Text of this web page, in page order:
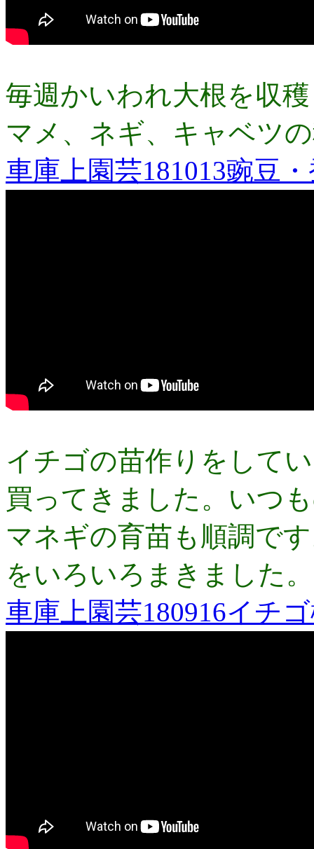
毎週かいわれ大根を収
マメ、ネギ、キャベツ
車庫上園芸181013豌豆
イチゴの苗作りをして
買ってきました。いつ
マネギの育苗も順調で
をいろいろまきました。
車庫上園芸180916イチ